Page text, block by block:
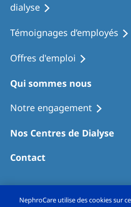
dialyse
Témoignages d’employés
Offres d'emploi
Qui sommes nous
Notre engagement
Nos Centres de Dialyse
Contact
NephroCare utilise des cookies sur